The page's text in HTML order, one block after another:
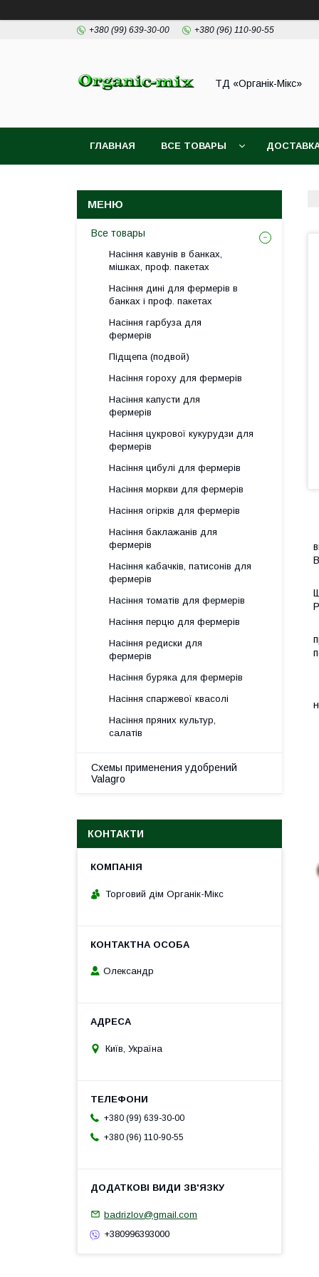
+380 (99) 639-30-00 +380 (96) 110-90-55
ТД «Органік-Мікс»
ГЛАВНАЯ ВСЕ ТОВАРЫ
Все товары
Насіння кавунів в банках,
мішках, проф. пакетах
Насіння дині для фермерів в
банках і проф. пакетах
Насіння гарбуза для
фермерів
Підщепа (подвой)
Насіння гороху для фермерів
Насіння капусти для
фермерів
Насіння цукрової кукурудзи для
фермерів
Насіння цибулі для фермерів
Насіння моркви для фермерів
Насіння огірків для фермерів
Насіння баклажанів для
фермерів
Насіння кабачків, патисонів для
фермерів
Насіння томатів для фермерів
Насіння перцю для фермерів
Насіння редиски для
фермерів
Насіння буряка для фермерів
Насіння спаржевої квасолі
Насіння пряних культур,
салатів
Схемы применения удобрений
Valagro
КОНТАКТИ
Торговий дім Органік-Мікс
Олександр
Київ, Україна
+380 (99) 639-30-00
+380 (96) 110-90-55
badrizlov@gmail.com
+380996393000